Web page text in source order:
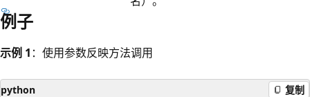
例子
示例 1 ：使用参数反映方法调用
python 复制